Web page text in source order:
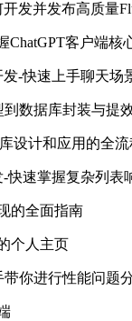
发并发布高质量
ChatGPT客户端核
-快速上手聊天场
数据库封装与提
设计和应用的全流
快速掌握复杂列
的全面指南
个人主页
你进行性能问题